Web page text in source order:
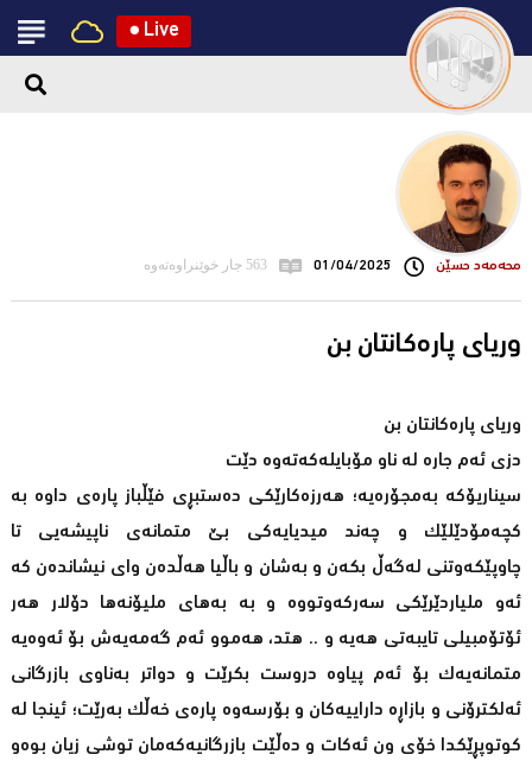
● Live
محه‌مه‌د حسێن 01/04/2025 563 جار خوێنراوەتەوە
وریای پارەکانتان بن
وریای پارەکانتان بن
دزی ئەم جارە لە ناو مۆبایلەکەتەوە دێت
سیناریۆکە بەمجۆرەیە؛ هەرزەکارێکی دەستبڕی فێڵباز ‌پارەی داوە بە
کچەمۆدێلێک و چەند میدیایەکی بێ متمانەی ناپیشەیی تا
چاوپێکەوتنی لەگەڵ بکەن و بەشان و باڵیا هەڵدەن وای نیشاندەن کە
ئەو ملیاردێرێکی سەرکەوتووە و بە بەهای ملیۆنەها دۆلار هەر
ئۆتۆمبیلی تایبەتی هەیە و .. هتد، هەموو ئەم گەمەیەش بۆ ئەوەیە
متمانەیەک بۆ ئەم پیاوە دروست بکرێت و دواتر بەناوی بازرگانی
ئەلکترۆنی و بازاڕە داراییەکان و بۆرسەوە پارەی خەڵک بەرێت؛ ئینجا لە
کوتوپڕێکدا خۆی ون ئەکات و دەڵێت بازرگانیەکەمان توشی زیان بوەو